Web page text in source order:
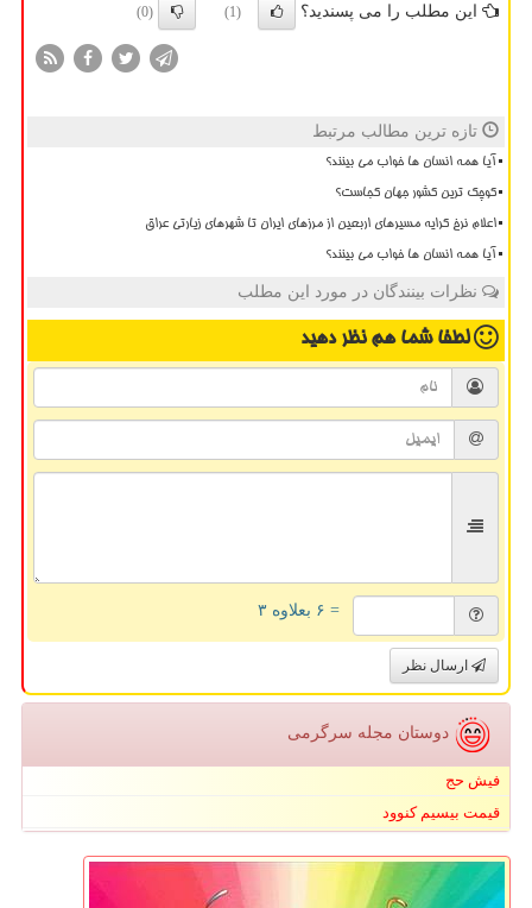
این مطلب را می پسندید؟ (1)
(0)
تازه ترین مطالب مرتبط
آیا همه انسان ها خواب می بینند؟
کوچک ترین کشور جهان کجاست؟
اعلام نرخ کرایه مسیرهای اربعین از مرزهای ایران تا شهرهای زیارتی عراق
آیا همه انسان ها خواب می بینند؟
نظرات بینندگان در مورد این مطلب
لطفا شما همنظر دهید
= ۶ بعلاوه ۳
ارسال نظر
دوستان مجله سرگرمی
فیش حج
قیمت بیسیم کنوود